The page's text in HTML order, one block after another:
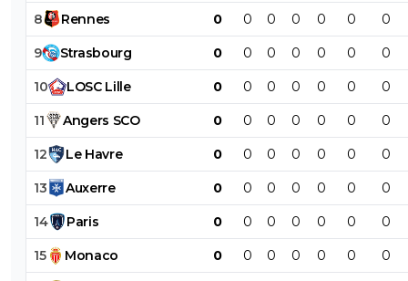
8 Rennes 0 0 0 0 0 0 0
9 Strasbourg 0 0 0 0 0 0 0
10 LOSC Lille 0 0 0 0 0 0 0
11 Angers SCO 0 0 0 0 0 0 0
12 Le Havre 0 0 0 0 0 0 0
13 Auxerre 0 0 0 0 0 0 0
14 Paris 0 0 0 0 0 0 0
15 Monaco 0 0 0 0 0 0 0